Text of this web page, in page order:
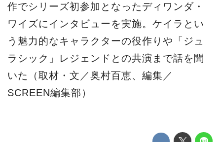
作でシリーズ初参加となったディワンダ・
ワイズにインタビューを実施。ケイラとい
う魅力的なキャラクターの役作りや「ジュ
ラシック」レジェンドとの共演まで話を聞
いた（取材・文／奥村百恵、編集／
SCREEN編集部）